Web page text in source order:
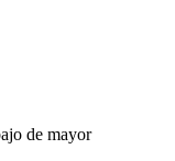
de mayor